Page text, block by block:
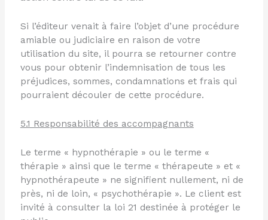
Si l’éditeur venait à faire l’objet d’une procédure
amiable ou judiciaire en raison de votre
utilisation du site, il pourra se retourner contre
vous pour obtenir l’indemnisation de tous les
préjudices, sommes, condamnations et frais qui
pourraient découler de cette procédure.
5.1 Responsabilité des accompagnants
Le terme « hypnothérapie » ou le terme «
thérapie » ainsi que le terme « thérapeute » et «
hypnothérapeute » ne signifient nullement, ni de
près, ni de loin, « psychothérapie ». Le client est
invité à consulter la loi 21 destinée à protéger le